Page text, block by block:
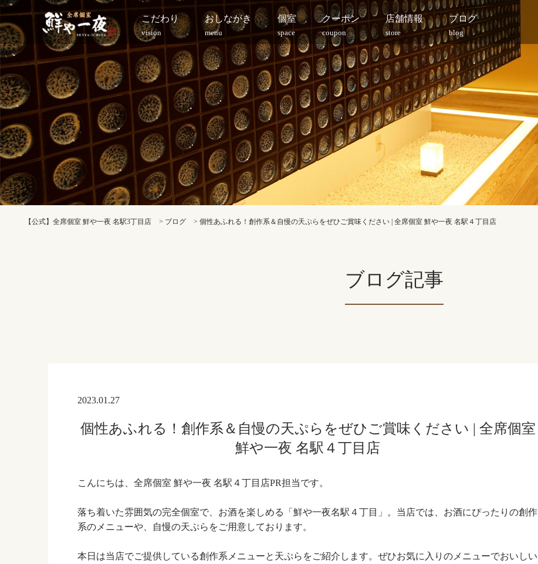
こだわり
vision
おしながき
menu
個室
space
クーポン
coupon
店舗情報
store
ブログ
blog
【公式】全席個室 鮮や一夜 名駅3丁目店 > ブログ > 個性あふれる！創作系＆自慢の天ぷらをぜひご賞味ください | 全席個室 鮮や一夜 名駅４丁目店
ブログ記事
2023.01.27
個性あふれる！創作系＆自慢の天ぷらをぜひご賞味ください | 全席個室
鮮や一夜 名駅４丁目店
こんにちは、全席個室 鮮や一夜 名駅４丁目店PR担当です。
落ち着いた雰囲気の完全個室で、お酒を楽しめる「鮮や一夜名駅４丁目」。当店では、お酒にぴったりの創作
系のメニューや、自慢の天ぷらをご用意しております。
本日は当店でご提供している創作系メニューと天ぷらをご紹介します。ぜひお気に入りのメニューでおいしい